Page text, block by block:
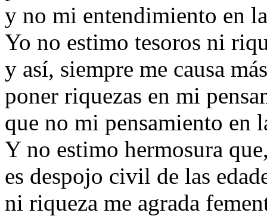
y no mi entendimiento en
Yo no estimo tesoros ni
y así, siempre me causa
poner riquezas en mi
que no mi pensamiento en
Y no estimo hermosura
es despojo civil de las
ni riqueza me agrada